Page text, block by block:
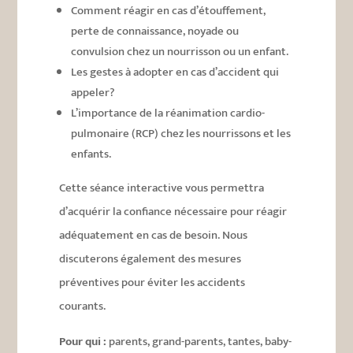
Comment réagir en cas d’étouffement,
perte de connaissance, noyade ou
convulsion chez un nourrisson ou un enfant.
Les gestes à adopter en cas d’accident qui
appeler?
L’importance de la réanimation cardio-
pulmonaire (RCP) chez les nourrissons et les
enfants.
Cette séance interactive vous permettra
d’acquérir la confiance nécessaire pour réagir
adéquatement en cas de besoin. Nous
discuterons également des mesures
préventives pour éviter les accidents
courants.
Pour qui : parents, grand-parents, tantes, baby-